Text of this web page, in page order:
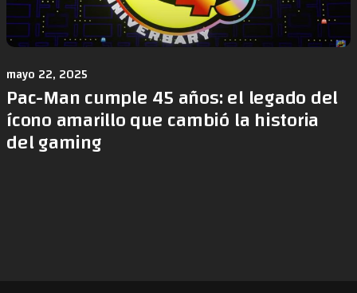
mayo 22, 2025
Pac-Man cumple 45 años: el legado del
ícono amarillo que cambió la historia
del gaming